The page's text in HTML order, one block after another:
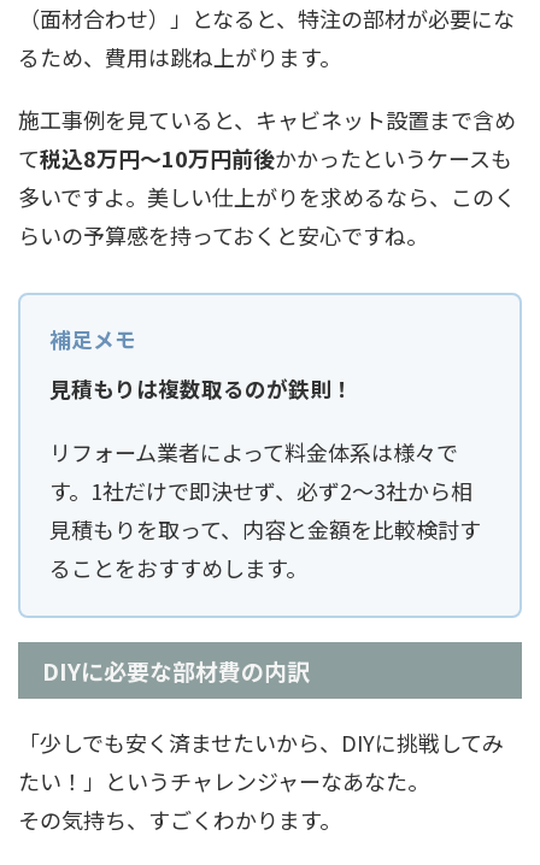
（面材合わせ）」となると、特注の部材が必要にな
るため、費用は跳ね上がります。
施工事例を見ていると、キャビネット設置まで含め
て税込8万円〜10万円前後かかったというケースも
多いですよ。美しい仕上がりを求めるなら、このく
らいの予算感を持っておくと安心ですね。
見積もりは複数取るのが鉄則！
リフォーム業者によって料金体系は様々で
す。1社だけで即決せず、必ず2〜3社から相
見積もりを取って、内容と金額を比較検討す
ることをおすすめします。
DIYに必要な部材費の内訳
「少しでも安く済ませたいから、DIYに挑戦してみ
たい！」というチャレンジャーなあなた。
その気持ち、すごくわかります。